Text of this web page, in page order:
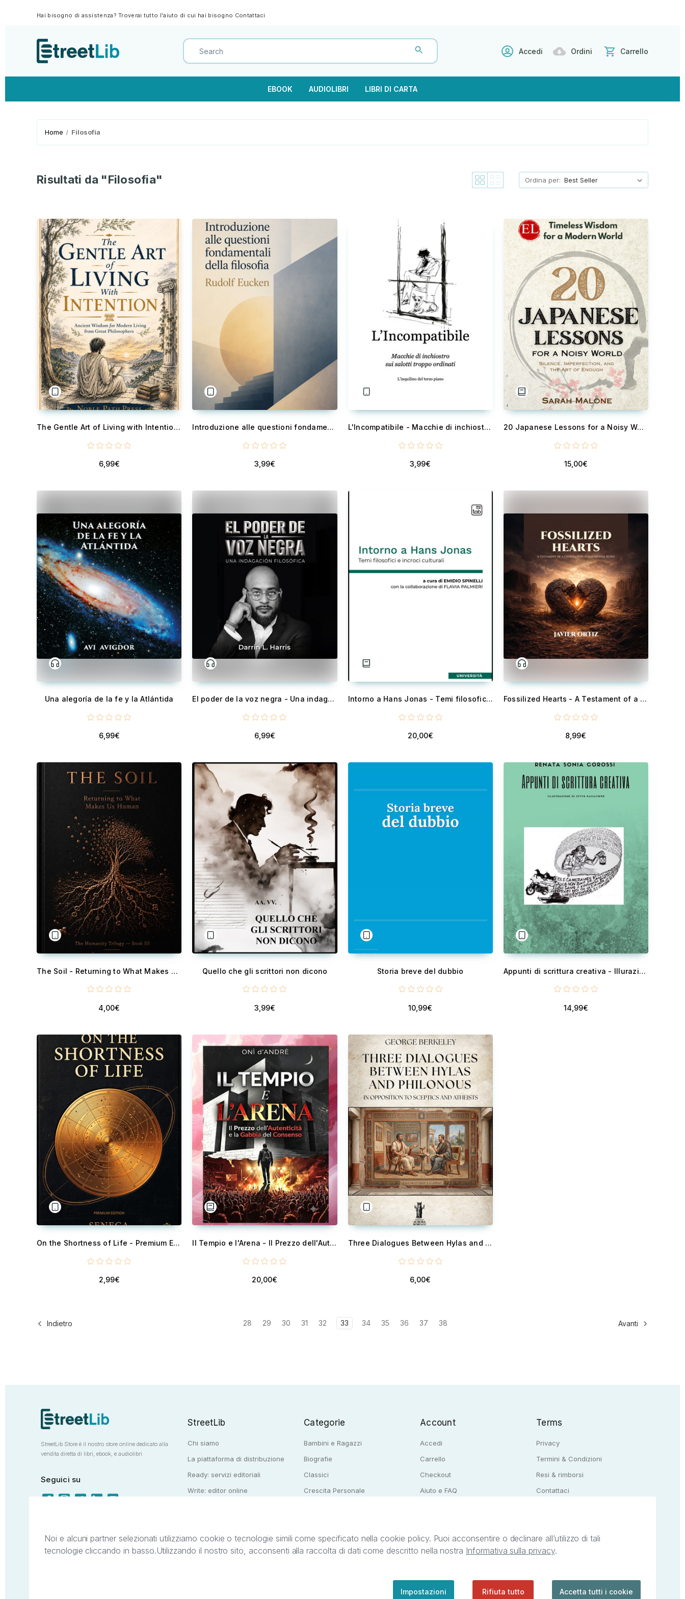
Hai bisogno di assistenza? Troverai tutto l'aiuto di cui hai bisogno Contattaci
Accedi Ordini Carrello
EBOOK AUDIOLIBRI LIBRI DI CARTA
Home Filosofia
Risultati da "Filosofia" Ordina per:
The Gentle Art of Living with Intention: Ancient Wisdom for Modern Living from Great Philosophers
6,99€
Introduzione alle questioni fondamentali della filosofia
3,99€
L'Incompatibile - Macchie di inchiostro sui salotti troppo ordinati
3,99€
20 Japanese Lessons for a Noisy World - Silence, Imperfection, and the Art of Enough
15,00€
Una alegoría de la fe y la Atlántida
6,99€
El poder de la voz negra - Una indagación filosófica
6,99€
Intorno a Hans Jonas - Temi filosofici e incroci culturali
20,00€
Fossilized Hearts - A Testament of a Civilization in Emotional Ruins
8,99€
The Soil - Returning to What Makes Us Human
4,00€
Quello che gli scrittori non dicono
3,99€
Storia breve del dubbio
10,99€
Appunti di scrittura creativa - Illurazioni di Styve Kavayirwe
14,99€
On the Shortness of Life - Premium Edition — Annotated and Updated for the Digital Age
2,99€
Il Tempio e l'Arena - Il Prezzo dell'Autenticità e la Gabbia del Consenso
20,00€
Three Dialogues Between Hylas and Philonous in Opposition to Sceptics and Atheists
6,00€
Indietro 28 29 30 31 32 33 34 35 36 37 38 Avanti
StreetLib Store è il nostro store online dedicato alla
vendita diretta di libri, ebook, e audiolibri
Seguici su
StreetLib
Chi siamo
La piattaforma di distribuzione
Ready: servizi editoriali
Write: editor online
Categorie
Bambini e Ragazzi
Biografie
Classici
Crescita Personale
Account
Accedi
Carrello
Checkout
Aiuto e FAQ
Terms
Privacy
Termini & Condizioni
Resi & rimborsi
Contattaci
Il presente sito web è di proprietà di StreetLib S.r.l. C.F. e P.IVA 05338720963. StreetLib S.r.l. è titolare di tutti i diritti di proprietà intellettuale afferenti ai marchi, loghi e
Noi e alcuni partner selezionati utilizziamo cookie o tecnologie simili come specificato nella cookie policy. Puoi acconsentire o declinare all’utilizzo di tali
tecnologie cliccando in basso.Utilizzando il nostro sito, acconsenti alla raccolta di dati come descritto nella nostra Informativa sulla privacy.
Impostazioni Rifiuta tutto Accetta tutti i cookie